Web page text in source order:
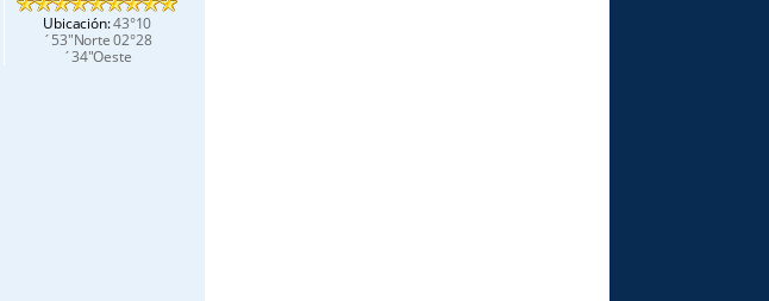
Ubicación:43°10
´53"Norte 02°28
´34"Oeste